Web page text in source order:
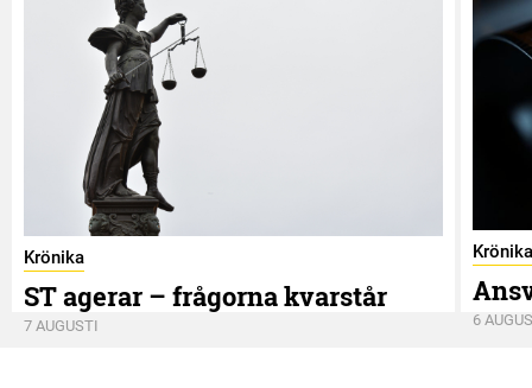
Krönika
ST agerar – frågorna kvarstår
7 AUGUSTI
Krönika
6